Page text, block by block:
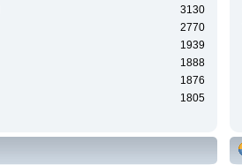
3130
2770
1939
1888
1876
1805